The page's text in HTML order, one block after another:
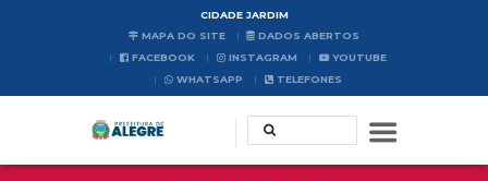
CIDADE JARDIM
MAPA DO SITE
DADOS ABERTOS
FACEBOOK
INSTAGRAM
YOUTUBE
WHATSAPP
TELEFONES